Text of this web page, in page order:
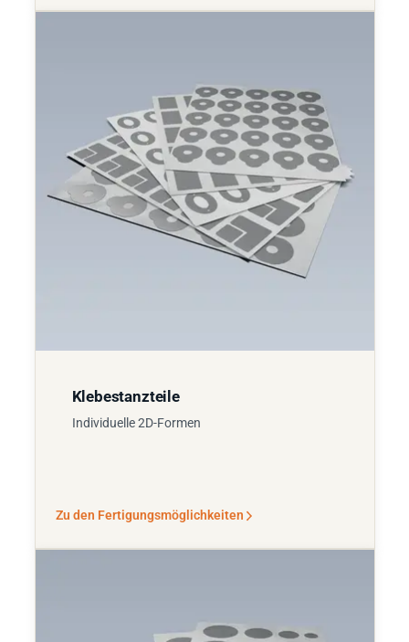
Klebestanzteile
Individuelle 2D-Formen
Zu den Fertigungsmöglichkeiten